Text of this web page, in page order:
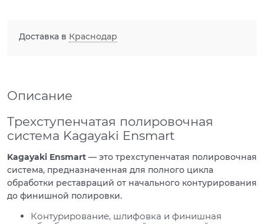
Доставка в Краснодар
Описание
Трехступенчатая полировочная
система Kagayaki Ensmart
Kagayaki Ensmart — это трехступенчатая полировочная
система, предназначенная для полного цикла
обработки реставраций от начального контурирования
до финишной полировки.
Контурирование, шлифовка и финишная